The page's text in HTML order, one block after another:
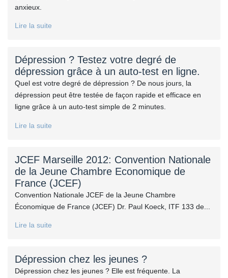
anxieux.
Lire la suite
Dépression ? Testez votre degré de
dépression grâce à un auto-test en ligne.
Quel est votre degré de dépression ? De nous jours, la
dépression peut être testée de façon rapide et efficace en
ligne grâce à un auto-test simple de 2 minutes.
Lire la suite
JCEF Marseille 2012: Convention Nationale
de la Jeune Chambre Economique de
France (JCEF)
Convention Nationale JCEF de la Jeune Chambre
Économique de France (JCEF) Dr. Paul Koeck, ITF 133 de...
Lire la suite
Dépression chez les jeunes ?
Dépression chez les jeunes ? Elle est fréquente. La